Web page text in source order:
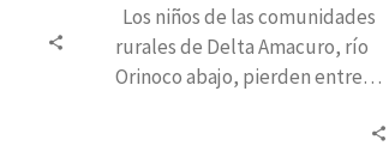
Los niños de las comunidades
rurales de Delta Amacuro, río
Orinoco abajo, pierden entre